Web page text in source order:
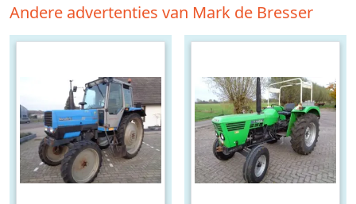
Andere advertenties van Mark de Bresser